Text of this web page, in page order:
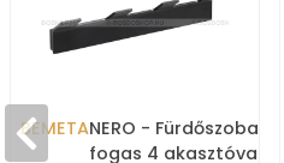
BEMETANERO - Fürdőszobai
fogas 4 akasztóval -